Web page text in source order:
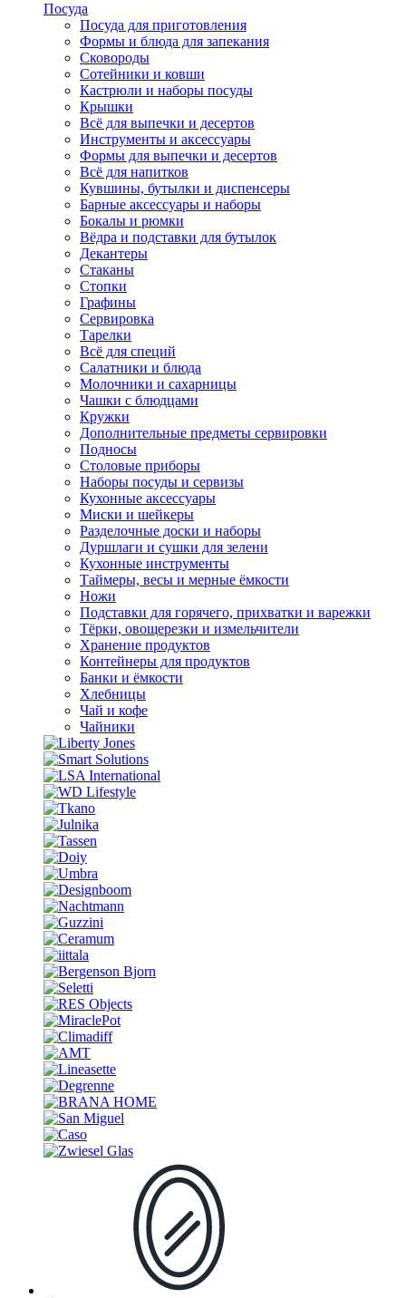
Посуда
Посуда для приготовления
Формы и блюда для запекания
Сковороды
Сотейники и ковши
Кастрюли и наборы посуды
Крышки
Всё для выпечки и десертов
Инструменты и аксессуары
Формы для выпечки и десертов
Всё для напитков
Кувшины, бутылки и диспенсеры
Барные аксессуары и наборы
Бокалы и рюмки
Вёдра и подставки для бутылок
Декантеры
Стаканы
Стопки
Графины
Сервировка
Тарелки
Всё для специй
Салатники и блюда
Молочники и сахарницы
Чашки с блюдцами
Кружки
Дополнительные предметы сервировки
Подносы
Столовые приборы
Наборы посуды и сервизы
Кухонные аксессуары
Миски и шейкеры
Разделочные доски и наборы
Дуршлаги и сушки для зелени
Кухонные инструменты
Таймеры, весы и мерные ёмкости
Ножи
Подставки для горячего, прихватки и варежки
Тёрки, овощерезки и измельчители
Хранение продуктов
Контейнеры для продуктов
Банки и ёмкости
Хлебницы
Чай и кофе
Чайники